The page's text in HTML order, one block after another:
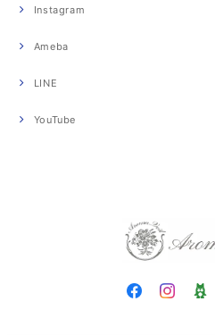
Instagram
Ameba
LINE
YouTube